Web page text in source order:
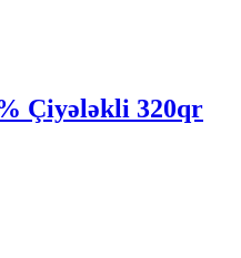
Çiyələkli 320qr